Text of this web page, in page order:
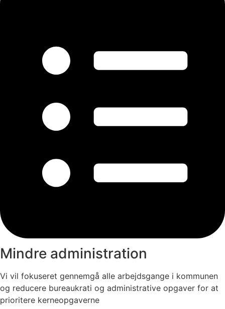
Mindre administration
Vi vil fokuseret gennemgå alle arbejdsgange i kommunen
og reducere bureaukrati og administrative opgaver for at
prioritere kerneopgaverne